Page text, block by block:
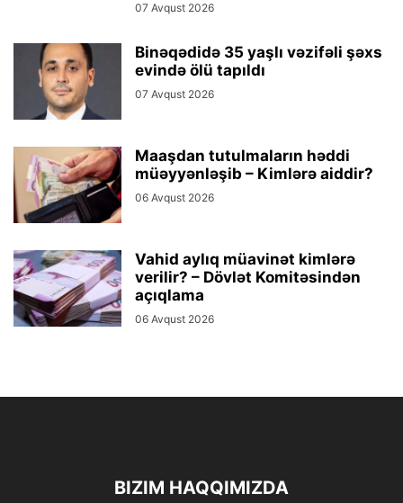
07 Avqust 2026
Binəqədidə 35 yaşlı vəzifəli şəxs
evində ölü tapıldı
07 Avqust 2026
Maaşdan tutulmaların həddi
müəyyənləşib – Kimlərə aiddir?
06 Avqust 2026
Vahid aylıq müavinət kimlərə
verilir? – Dövlət Komitəsindən
açıqlama
06 Avqust 2026
BIZIM HAQQIMIZDA